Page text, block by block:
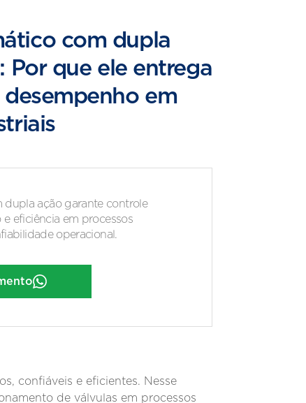
com dupla
Por que ele entrega
em
ação garante controle
eficiência em processos
operacional.
confiáveis e eficientes. Nesse
de válvulas em processos